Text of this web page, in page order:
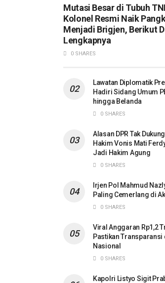
Mutasi Besar di Tubuh
Kolonel Resmi Naik
Menjadi Brigjen, Berikut
Lengkapnya
0 SHARES
Lawatan Diplomatik
Hadiri Sidang Umum
hingga Belanda
0 SHARES
Alasan DPR Tak
Hakim Vonis Mati
Jadi Hakim Agung
0 SHARES
Irjen Pol Mahmud
Paling Cemerlang di
0 SHARES
Viral Anggaran Rp1,2
Pastikan Transparansi
Nasional
0 SHARES
Kapolri Listyo Sigit